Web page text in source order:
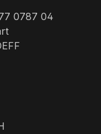
0787 04